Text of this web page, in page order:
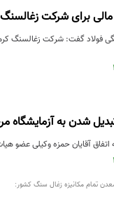
برای شرکت
شدن به آزمایشگاه
آقایان حمزه وکیلی عضو
تمام مکانیزه زغال سنگ کشور: